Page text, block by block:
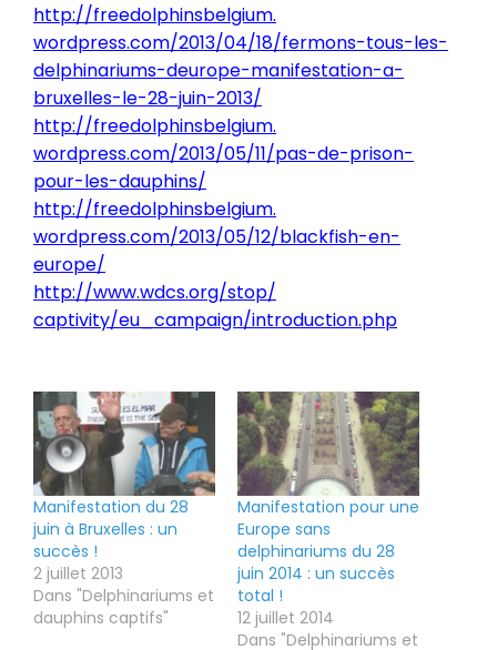
http://freedolphinsbelgium.
wordpress.com/2013/04/18/fermons-tous-les-
delphinariums-deurope-manifestation-a-
bruxelles-le-28-juin-2013/
http://freedolphinsbelgium.
wordpress.com/2013/05/11/pas-de-prison-
pour-les-dauphins/
http://freedolphinsbelgium.
wordpress.com/2013/05/12/blackfish-en-
europe/
http://www.wdcs.org/stop/
captivity/eu_campaign/introduction.php
Manifestation du 28
juin à Bruxelles : un
succès !
2 juillet 2013
Dans "Delphinariums et
dauphins captifs"
Manifestation pour une
Europe sans
delphinariums du 28
juin 2014 : un succès
total !
12 juillet 2014
Dans "Delphinariums et